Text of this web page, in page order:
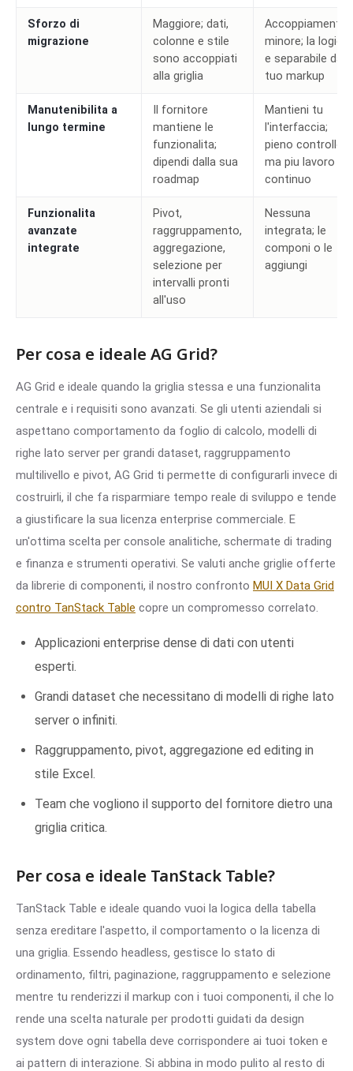
Sforzo di
migrazione
Maggiore; dati,
colonne e stile
sono accoppiati
alla griglia
Accoppiamento
minore; la logica
e separabile dal
tuo markup
Manutenibilita a
lungo termine
Il fornitore
mantiene le
funzionalita;
dipendi dalla sua
roadmap
Mantieni tu
l'interfaccia;
pieno controllo
ma piu lavoro
continuo
Funzionalita
avanzate
integrate
Pivot,
raggruppamento,
aggregazione,
selezione per
intervalli pronti
all'uso
Nessuna
integrata; le
componi o le
aggiungi
Per cosa e ideale AG Grid?
AG Grid e ideale quando la griglia stessa e una funzionalita
centrale e i requisiti sono avanzati. Se gli utenti aziendali si
aspettano comportamento da foglio di calcolo, modelli di
righe lato server per grandi dataset, raggruppamento
multilivello e pivot, AG Grid ti permette di configurarli invece di
costruirli, il che fa risparmiare tempo reale di sviluppo e tende
a giustificare la sua licenza enterprise commerciale. E
un'ottima scelta per console analitiche, schermate di trading
e finanza e strumenti operativi. Se valuti anche griglie offerte
da librerie di componenti, il nostro confronto MUI X Data Grid
contro TanStack Table copre un compromesso correlato.
Applicazioni enterprise dense di dati con utenti
esperti.
Grandi dataset che necessitano di modelli di righe lato
server o infiniti.
Raggruppamento, pivot, aggregazione ed editing in
stile Excel.
Team che vogliono il supporto del fornitore dietro una
griglia critica.
Per cosa e ideale TanStack Table?
TanStack Table e ideale quando vuoi la logica della tabella
senza ereditare l'aspetto, il comportamento o la licenza di
una griglia. Essendo headless, gestisce lo stato di
ordinamento, filtri, paginazione, raggruppamento e selezione
mentre tu renderizzi il markup con i tuoi componenti, il che lo
rende una scelta naturale per prodotti guidati da design
system dove ogni tabella deve corrispondere ai tuoi token e
ai pattern di interazione. Si abbina in modo pulito al resto di